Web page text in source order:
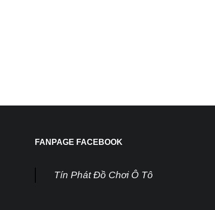
FANPAGE FACEBOOK
Tín Phát Đồ Chơi Ô Tô